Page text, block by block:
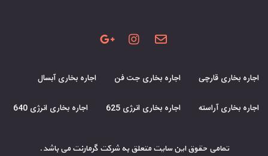
اجاره بخاری قارچی اجاره بخاری جت فن اجاره بخاری آبسال
اجاره بخاری آراسته اجاره بخاری انرژی 625 اجاره بخاری انرژی 640
تمامی حقوق این سایت متعلق به شرکت گرمارنت می باشد.